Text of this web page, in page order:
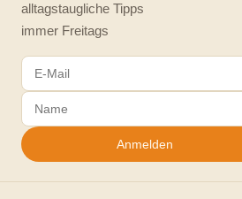
alltagstaugliche Tipps
immer Freitags
Anmelden